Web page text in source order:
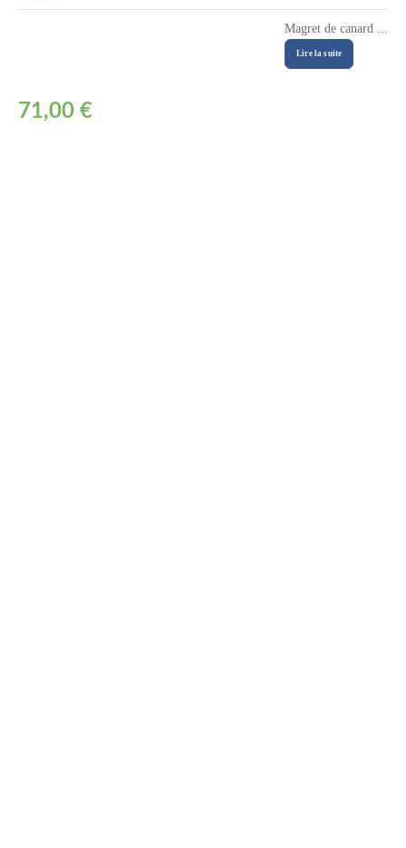
Magret de canard ...
Lire la suite
71,00 €